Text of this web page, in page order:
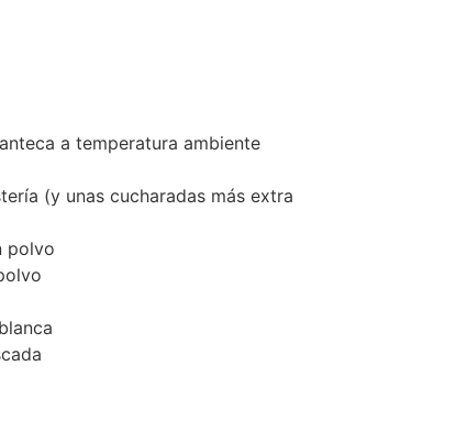
a temperatura ambiente
(y unas cucharadas más extra
polvo